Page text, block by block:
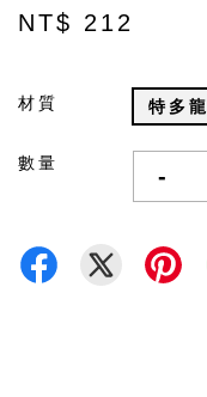
NT$ 212
材質 特多龍
數量 -